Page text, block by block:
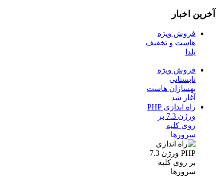
آخرین اخبار
فروش ویژه
هاست و تخفیف
یلدا
فروش ویژه
تابستانی
بهسازان هاست
آغاز شد
راه اندازی PHP
ورژن 7.3 بر
روی کلیه
سرورها